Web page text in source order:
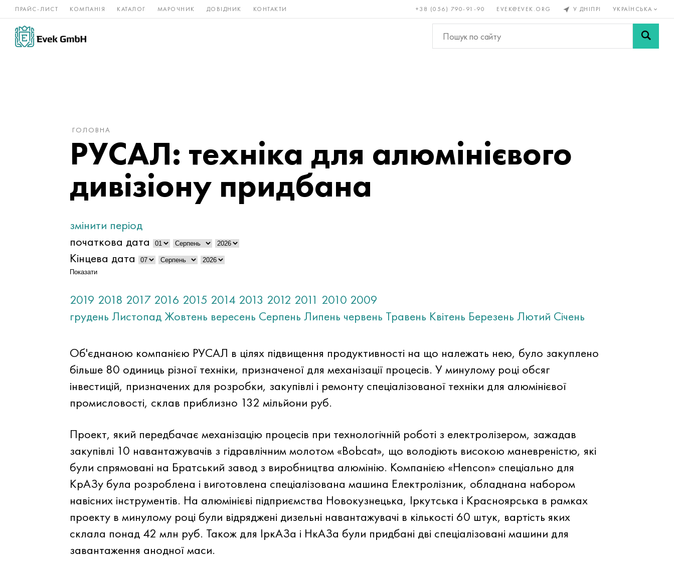
ПРАЙС-ЛИСТ КОМПАНІЯ КАТАЛОГ МАРОЧНИК ДОВІДНИК КОНТАКТИ +38 (056) 790-91-90 EVEK@EVEK.ORG У ДНІПРІ УКРАЇНСЬКА
Нікелеві
сплави
Рідкісні і Бронза, мідь, Кольорові
метали
Легована Сітки і
ГОЛОВНА
РУСАЛ: техніка для алюмінієвого
дивізіону придбана
змінити період
початкова дата
Кінцева дата
Показати
2019 2018 2017 2016 2015 2014 2013 2012 2011 2010 2009
грудень ЛистопадЖовтень вересень Серпень Липень червень Травень Квітень Березень Лютий Січень
Об'єднаною компанією РУСАЛ в цілях підвищення продуктивності на що належать нею, було закуплено
більше 80 одиниць різної техніки, призначеної для механізації процесів. У минулому році обсяг
інвестицій, призначених для розробки, закупівлі і ремонту спеціалізованої техніки для алюмінієвої
промисловості, склав приблизно 132 мільйони руб.
Проект, який передбачає механізацію процесів при технологічній роботі з електролізером, зажадав
закупівлі 10 навантажувачів з гідравлічним молотом «Bobcat», що володіють високою маневреністю, які
були спрямовані на Братський завод з виробництва алюмінію. Компанією «Hencon» спеціально для
КрАЗу була розроблена і виготовлена ​​спеціалізована машина Електролізник, обладнана набором
навісних інструментів. На алюмінієві підприємства Новокузнецька, Іркутська і Красноярська в рамках
проекту в минулому році були відряджені дизельні навантажувачі в кількості 60 штук, вартість яких
склала понад 42 млн руб. Також для ІркАЗа і НкАЗа були придбані дві спеціалізовані машини для
завантаження анодної маси.